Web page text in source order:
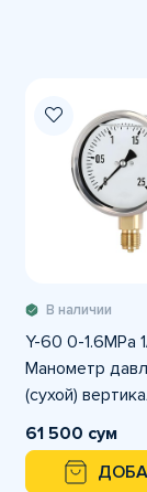
В наличии
Y-60 0-1.6MPа
Манометр
(сухой)
подключение
61 500 сум